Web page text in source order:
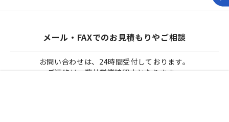
メール・FAXでのお見積もりやご相談
お問い合わせは、24時間受付しております。
ご連絡は、弊社営業時間中となります。